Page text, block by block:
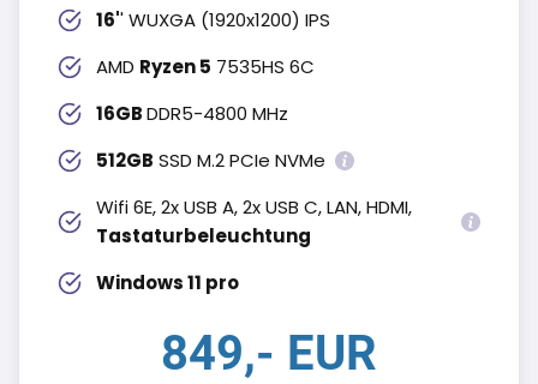
16'' WUXGA (1920x1200) IPS
AMD Ryzen 5 7535HS 6C
16GBDDR5-4800 MHz
512GB SSD M.2 PCIe NVMe
Wifi 6E, 2x USB A, 2x USB C, LAN, HDMI,
Tastaturbeleuchtung
Windows 11 pro
849,- EUR